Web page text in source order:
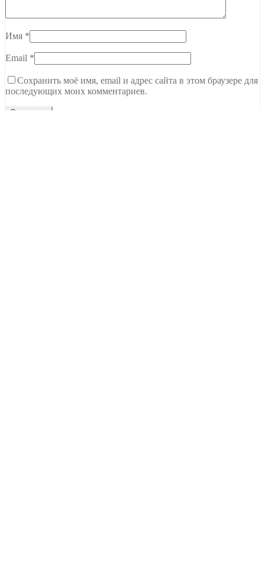
Имя *
Email *
Сохранить моё имя, email и адрес сайта в этом браузере для
последующих моих комментариев.